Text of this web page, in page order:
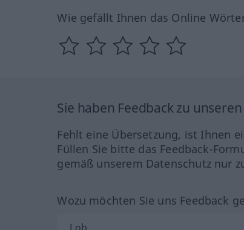
Wie gefällt Ihnen das Online
Sie haben Feedback zu
Fehlt eine Übersetzung, ist Ihnen
Füllen Sie bitte das Feedback-
gemäß unserem Datenschutz nur
Wozu möchten Sie uns Feedback